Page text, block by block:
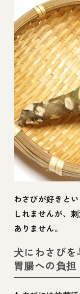
わさびが好きと
しれませんが、
ありません。
犬にわさびを
胃腸への負担